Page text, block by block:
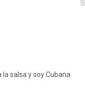
salsa y soy Cubana